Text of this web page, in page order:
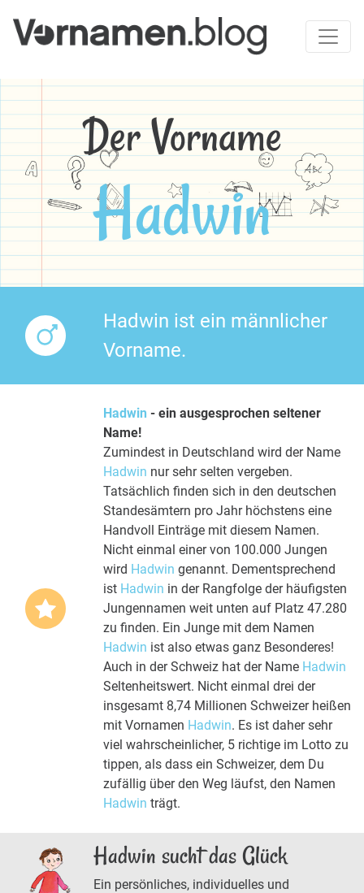
Der Vorname
Hadwin
Hadwin ist ein männlicher
Vorname.
Hadwin - ein ausgesprochen seltener
Name!
Zumindest in Deutschland wird der Name
Hadwin nur sehr selten vergeben.
Tatsächlich finden sich in den deutschen
Standesämtern pro Jahr höchstens eine
Handvoll Einträge mit diesem Namen.
Nicht einmal einer von 100.000 Jungen
wird Hadwin genannt. Dementsprechend
ist Hadwin in der Rangfolge der häufigsten
Jungennamen weit unten auf Platz 47.280
zu finden. Ein Junge mit dem Namen
Hadwin ist also etwas ganz Besonderes!
Auch in der Schweiz hat der Name Hadwin
Seltenheitswert. Nicht einmal drei der
insgesamt 8,74 Millionen Schweizer heißen
mit Vornamen Hadwin. Es ist daher sehr
viel wahrscheinlicher, 5 richtige im Lotto zu
tippen, als dass ein Schweizer, dem Du
zufällig über den Weg läufst, den Namen
Hadwin trägt.
Hadwin sucht das Glück
Ein persönliches, individuelles und